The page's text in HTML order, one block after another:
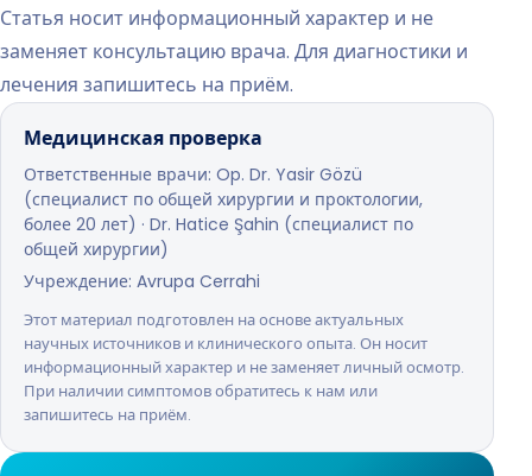
Статья носит информационный характер и не
заменяет консультацию врача. Для диагностики и
лечения запишитесь на приём.
Медицинская проверка
Ответственные врачи: Op. Dr. Yasir Gözü
(специалист по общей хирургии и проктологии,
более 20 лет) · Dr. Hatice Şahin (специалист по
общей хирургии)
Учреждение: Avrupa Cerrahi
Этот материал подготовлен на основе актуальных
научных источников и клинического опыта. Он носит
информационный характер и не заменяет личный осмотр.
При наличии симптомов обратитесь к нам или
запишитесь на приём.